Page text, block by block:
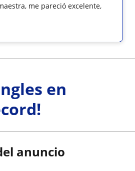
me pareció excelente,
en
anuncio